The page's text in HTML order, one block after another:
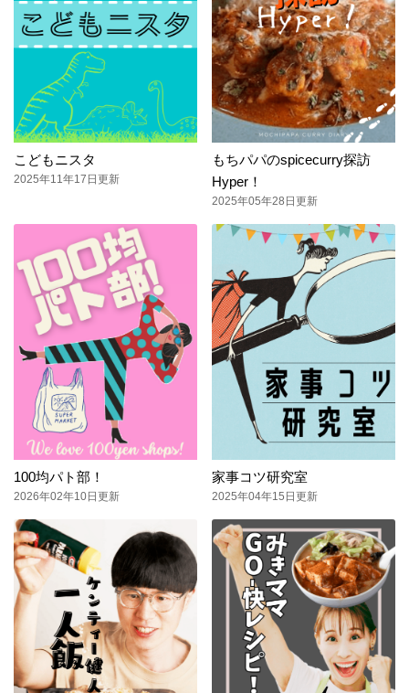
こどもニスタ
2025年11年17日更新
もちパパのspicecurry探訪
Hyper！
2025年05年28日更新
100均パト部！
2026年02年10日更新
家事コツ研究室
2025年04年15日更新